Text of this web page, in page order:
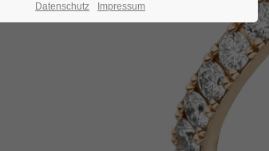
Datenschutz Impressum